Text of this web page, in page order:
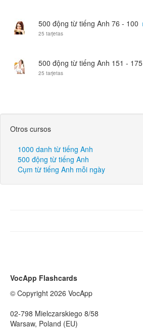
500 động từ tiếng Anh 76 - 100
25 tarjetas
500 động từ tiếng Anh 151 - 175
25 tarjetas
Otros cursos
1000 danh từ tiếng Anh
500 động từ tiếng Anh
Cụm từ tiếng Anh mỗi ngày
VocApp Flashcards
© Copyright 2026 VocApp
02-798 Mielczarskiego 8/58
Warsaw, Poland (EU)